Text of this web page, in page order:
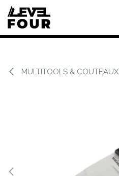
Se rendre au contenu
MULTITOOLS & COUTEAUX